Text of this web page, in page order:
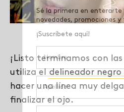
¡Listo terminamos con
utiliza el delineador
hacer una línea muy
finalizar el ojo.